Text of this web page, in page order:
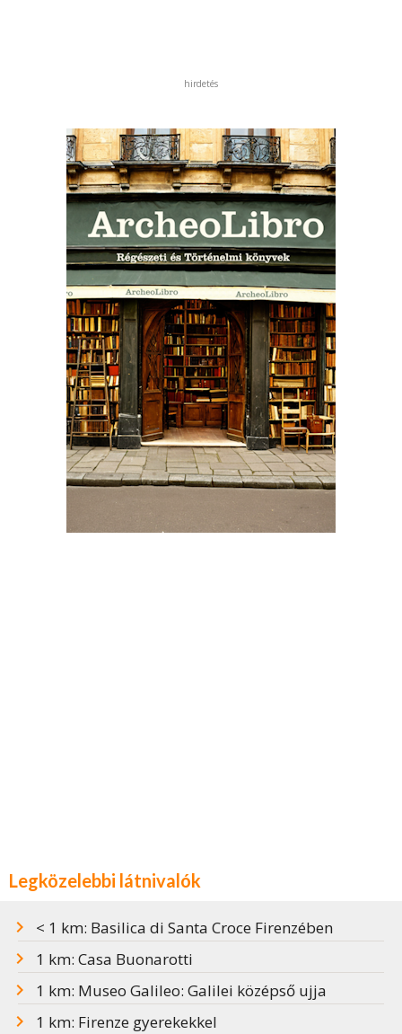
hirdetés
Legközelebbi látnivalók
< 1 km: Basilica di Santa Croce Firenzében
1 km: Casa Buonarotti
1 km: Museo Galileo: Galilei középső ujja
1 km: Firenze gyerekekkel